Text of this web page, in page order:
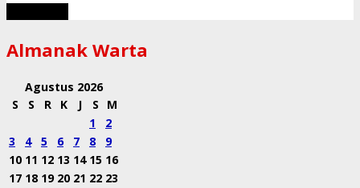
Almanak Warta
Agustus 2026
S
S R K J S
M
1
2
3
4 5 6 7 8
9
10 11 12 13 14 15 16
17 18 19 20 21 22 23